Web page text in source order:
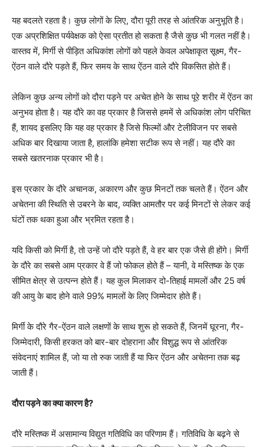
यह बदलते रहता है। कुछ लोगों के लिए, दौरा पूरी तरह से आंतरिक अनुभूति है।
एक अप्रशिक्षित पर्यवेक्षक को ऐसा प्रतीत हो सकता है जैसे कुछ भी गलत नहीं है।
वास्तव में, मिर्गी से पीड़ित अधिकांश लोगों को पहले केवल अपेक्षाकृत सूक्ष्म, गैर-
ऐंठन वाले दौरे पड़ते हैं, फिर समय के साथ ऐंठन वाले दौरे विकसित होते हैं।
लेकिन कुछ अन्य लोगों को दौरा पड़ने पर अचेत होने के साथ पूरे शरीर में ऐंठन का
अनुभव होता है। यह दौरे का वह प्रकार है जिससे हममें से अधिकांश लोग परिचित
हैं, शायद इसलिए कि यह वह प्रकार है जिसे फिल्मों और टेलीविजन पर सबसे
अधिक बार दिखाया जाता है, हालांकि हमेशा सटीक रूप से नहीं। यह दौरे का
सबसे खतरनाक प्रकार भी है।
इस प्रकार के दौरे अचानक, अकारण और कुछ मिनटों तक चलते हैं। ऐंठन और
अचेतना की स्थिति से उबरने के बाद, व्यक्ति आमतौर पर कई मिनटों से लेकर कई
घंटों तक थका हुआ और भ्रमित रहता है।
यदि किसी को मिर्गी है, तो उन्हें जो दौरे पड़ते हैं, वे हर बार एक जैसे ही होंगे। मिर्गी
के दौरे का सबसे आम प्रकार वे हैं जो फोकल होते हैं – यानी, वे मस्तिष्क के एक
सीमित क्षेत्र से उत्पन्न होते हैं। यह कुल मिलाकर दो-तिहाई मामलों और 25 वर्ष
की आयु के बाद होने वाले 99% मामलों के लिए जिम्मेदार होते हैं।
मिर्गी के दौरे गैर-ऐंठन वाले लक्षणों के साथ शुरू हो सकते हैं, जिनमें घूरना, गैर-
जिम्मेदारी, किसी हरकत को बार-बार दोहराना और विशुद्ध रूप से आंतरिक
संवेदनाएं शामिल हैं, जो या तो रुक जाती हैं या फिर ऐंठन और अचेतना तक बढ़
जाती हैं।
दौरा पड़ने का क्या कारण है?
दौरे मस्तिष्क में असामान्य विद्युत गतिविधि का परिणाम हैं। गतिविधि के बढ़ने से